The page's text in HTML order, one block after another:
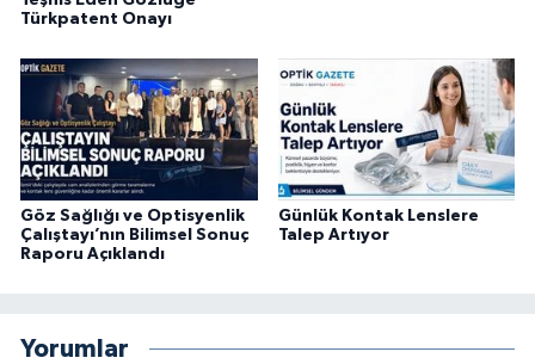
Türkpatent Onayı
Göz Sağlığı ve Optisyenlik
Çalıştayı’nın Bilimsel Sonuç
Raporu Açıklandı
Günlük Kontak Lenslere
Talep Artıyor
Yorumlar